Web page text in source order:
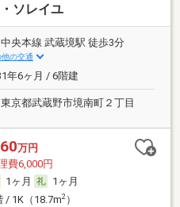
ソレイユ
中央本線 武蔵境駅 徒歩3分
他の交通
年6ヶ月 / 6階建
東京都武蔵野市境南町２丁目
万円
費6,000円
1ヶ月
1ヶ月
/ 1K（18.7m2）